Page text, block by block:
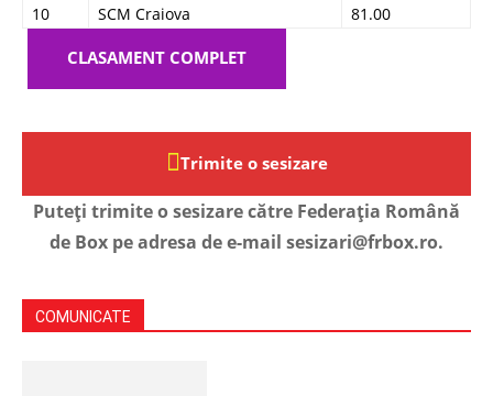
10
SCM Craiova 81.00
CLASAMENT COMPLET
Trimite o sesizare
Puteți trimite o sesizare către Federația Română
de Box pe adresa de e-mail sesizari@frbox.ro.
COMUNICATE